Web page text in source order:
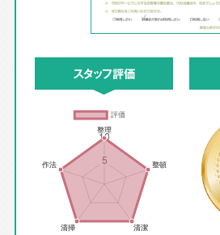
スタッフ評価